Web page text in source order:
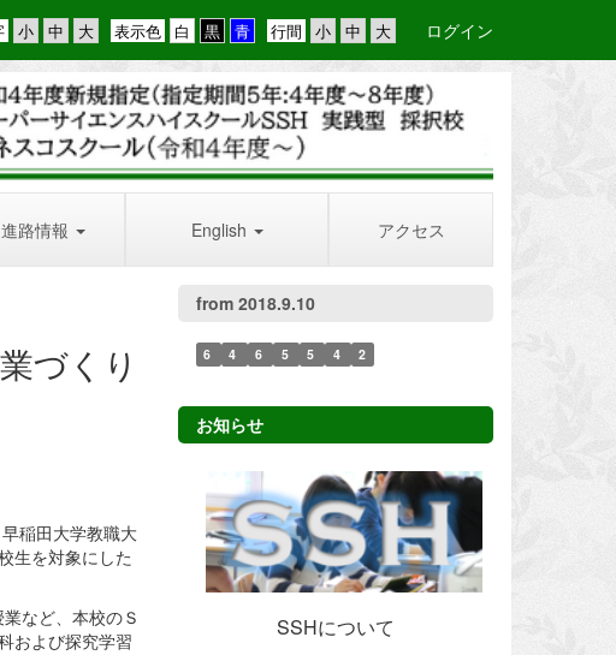
行間
表示色 ログイン
進路情報 English アクセス
づくり
稲田大学教職大
を対象にした
など、本校のＳ
および探究学習
from 2018.9.10
6 4 6 5 5 4 2
お知らせ
SSHについて